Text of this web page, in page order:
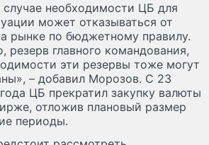
необходимости ЦБ для
может отказываться от
рынке по бюджетному правилу.
резерв главного командования,
эти резервы тоже могут
– добавил Морозов. С 23
ЦБ прекратил закупку валюты
отложив плановый размер
периоды.